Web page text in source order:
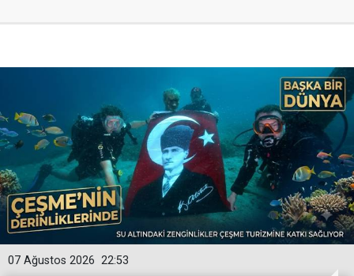
22:53
07 Ağustos 2026